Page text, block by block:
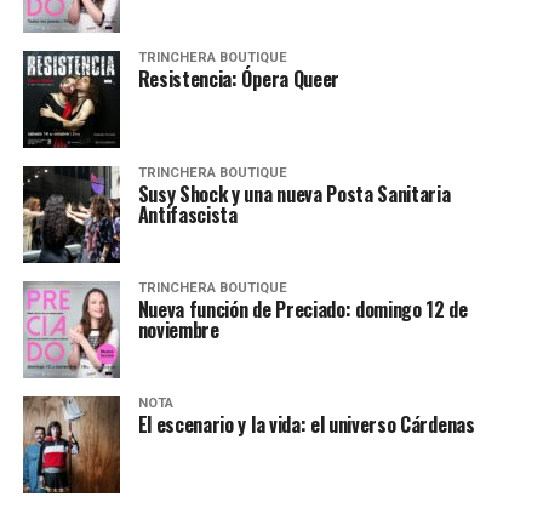
TRINCHERA BOUTIQUE
Resistencia: Ópera Queer
TRINCHERA BOUTIQUE
Susy Shock y una nueva Posta Sanitaria
Antifascista
TRINCHERA BOUTIQUE
Nueva función de Preciado: domingo 12 de
noviembre
NOTA
El escenario y la vida: el universo Cárdenas